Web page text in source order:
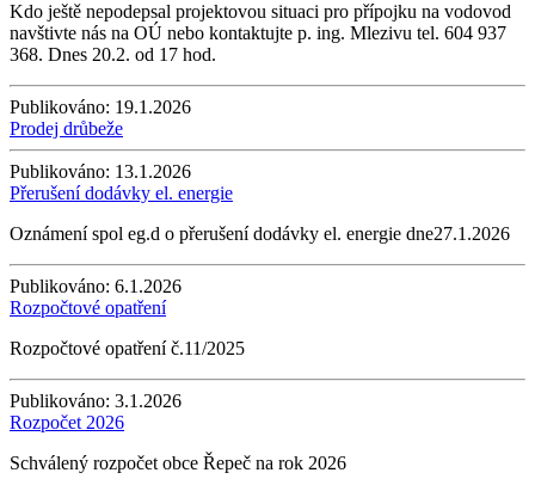
Kdo ještě nepodepsal projektovou situaci pro přípojku na vodovod
navštivte nás na OÚ nebo kontaktujte p. ing. Mlezivu tel. 604 937
368. Dnes 20.2. od 17 hod.
Publikováno: 19.1.2026
Prodej drůbeže
Publikováno: 13.1.2026
Přerušení dodávky el. energie
Oznámení spol eg.d o přerušení dodávky el. energie dne27.1.2026
Publikováno: 6.1.2026
Rozpočtové opatření
Rozpočtové opatření č.11/2025
Publikováno: 3.1.2026
Rozpočet 2026
Schválený rozpočet obce Řepeč na rok 2026